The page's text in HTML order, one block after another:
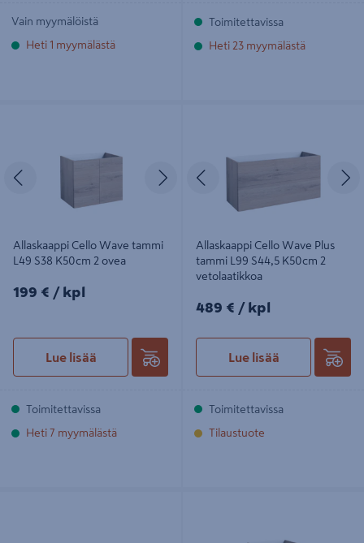
Vain myymälöistä
Heti 1 myymälästä
Toimitettavissa
Heti 23 myymälästä
Seuraava
Allaskaappi Cello Wave tammi
L49 S38 K50cm 2 ovea
199€/kpl
199 € / kpl
Lue lisää
Toimitettavissa
Heti 7 myymälästä
Allaskaappi Cello Wave Plus
tammi L99 S44,5 K50cm 2
vetolaatikkoa
489€/kpl
489 € / kpl
Lue lisää
Toimitettavissa
Tilaustuote